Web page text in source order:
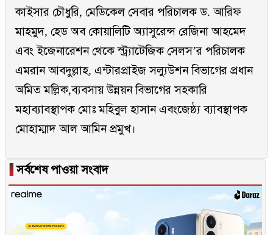
কাইসার চৌধুরি, মেডিকেল সেবার পরিচালক ড. আরিফ
মাহমুদ, হেড অব কোয়ালিটি অ্যাসুরেন্স রেজিনা আহমেদ
এবং ইজেনারেশন থেকে স্ট্র্যাটেজিক সেলস’র পরিচালক
এমরান আবদুল্লাহ, এন্টারপ্রাইজ সল্যুউশন বিভাগের প্রধান
অমিত মল্লিক,ব্যবসায় উন্নয়ন বিভাগের সহকারি
মহাব্যাবস্থাপক মোঃ মহিবুল হাসান এবংজেষ্ঠ্য ব্যাবস্থাপক
মোহাম্মাদ আল আমিন প্রমুখ।
▐সর্বশেষ পাওয়া সংবাদ